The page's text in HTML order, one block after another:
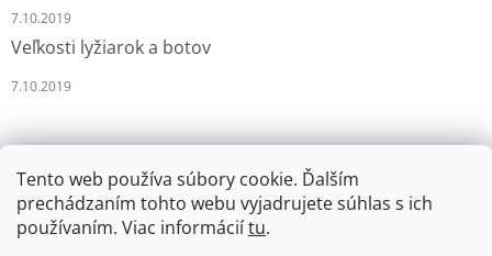
Tento web používa súbory cookie. Ďalším
prechádzaním tohto webu vyjadrujete súhlas s ich
používaním. Viac informáciítu.
7.10.2019
Veľkosti lyžiarok a botov
7.10.2019